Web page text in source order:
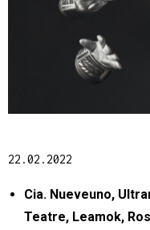
22.02.2022
Cia. Nueveuno,
Teatre, Leamok,